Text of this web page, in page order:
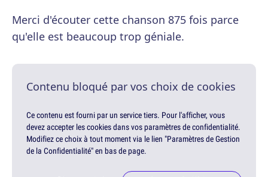
Merci d'écouter cette chanson 875 fois parce
qu'elle est beaucoup trop géniale.
Contenu bloqué par vos choix de cookies
Ce contenu est fourni par un service tiers. Pour l'afficher, vous
devez accepter les cookies dans vos paramètres de confidentialité.
Modifiez ce choix à tout moment via le lien "Paramètres de Gestion
de la Confidentialité" en bas de page.